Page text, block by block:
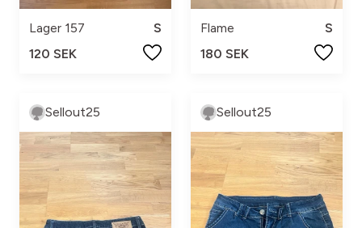
Lager 157
S
120 SEK
Flame
S
180 SEK
Sellout25 Sellout25